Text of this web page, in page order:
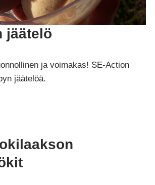
jäätelö
ja voimakas! SE-Action
jäätelöä.